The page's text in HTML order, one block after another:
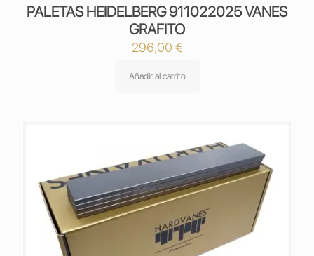
PALETAS HEIDELBERG 911022025 VANES
GRAFITO
296,00 €
Añadir al carrito